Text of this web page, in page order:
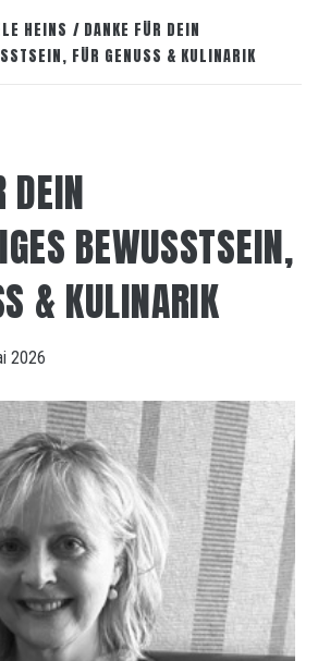
HEINS
DANKE FÜR DEIN
FÜR GENUSS & KULINARIK
DEIN
BEWUSSTSEIN,
& KULINARIK
2026